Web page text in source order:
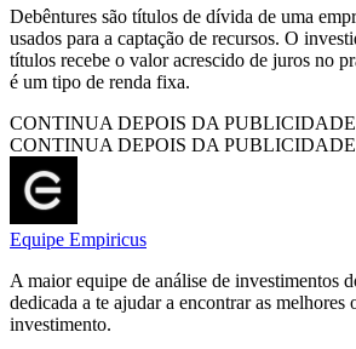
Debêntures são títulos de dívida de uma
usados para a captação de recursos. O
títulos recebe o valor acrescido de juros no
é um tipo de renda fixa.
CONTINUA DEPOIS DA PUBLICIDADE
CONTINUA DEPOIS DA PUBLICIDADE
Equipe Empiricus
A maior equipe de análise de investimentos
dedicada a te ajudar a encontrar as melhores
investimento.